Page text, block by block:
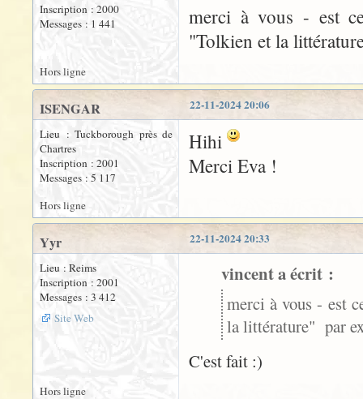
Inscription : 2000
Messages : 1 441
merci à vous - est
"Tolkien et la
Hors ligne
22-11-2024 20:06
ISENGAR
Lieu : Tuckborough près de
Chartres
Inscription : 2001
Messages : 5 117
Hihi
Merci Eva !
Hors ligne
22-11-2024 20:33
Yyr
Lieu : Reims
Inscription : 2001
Messages : 3 412
Site Web
vincent a écrit :
merci à vous - est
la littérature" par
C'est fait :)
Hors ligne